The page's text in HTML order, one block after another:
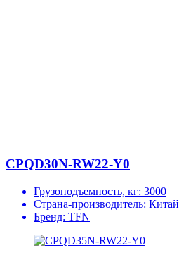
CPQD30N-RW22-Y0
Грузоподъемность, кг: 3000
Страна-производитель: Китай
Бренд: TFN